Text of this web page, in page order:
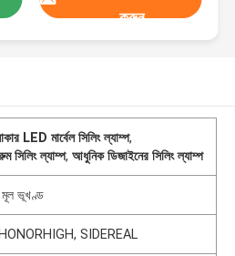
করুন
LED মার্বেল সিলিং ল্যাম্প,
সিলিং ল্যাম্প,আধুনিক ডিজাইনের সিলিং ল্যাম্প
মূল ভূখণ্ড
SIDEREAL